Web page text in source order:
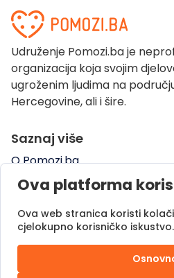
Udruženje Pomozi.ba je
organizacija koja svojim
ugroženim ljudima na
Hercegovine, ali i šire.
Saznaj više
O Pomozi.ba
Pogledaj kampanje
Pomozi.ba Novosti
Kontaktirajte nas
Ova platforma
Ova web stranica koristi
cjelokupno korisničko iskustvo.